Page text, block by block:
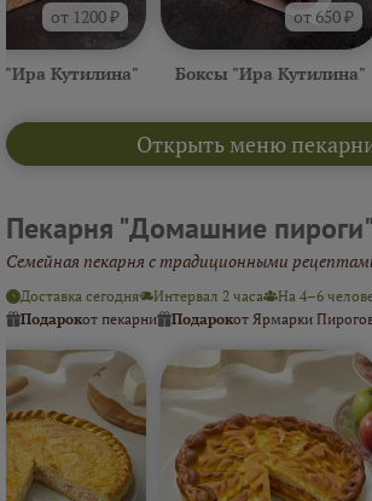
Открыть меню
от 1200 ₽
"Ира Кутилина"
от 650 ₽
Боксы "Ира Кутилина"
Пекарня "Домашние
Семейная пекарня с традиционными
Доставка сегодня Интервал 2 часа
На 4–6
Подарокот пекарни Подарокот Ярмарки